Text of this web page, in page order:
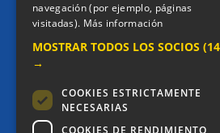
CONTACTO
navegación (por ejemplo, páginas
visitadas). Más información
MOSTRAR TODOS LOS SOCIOS
→
COOKIES ESTRICTAMENTE
NECESARIAS
COOKIES DE RENDIMIENTO